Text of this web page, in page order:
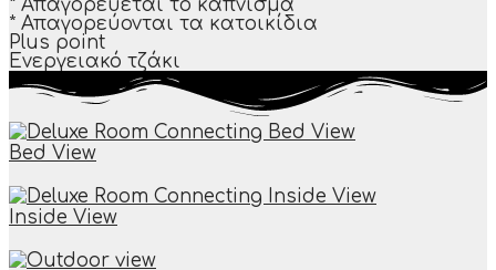
* Απαγορεύεται το κάπνισμα
* Απαγορεύονται τα κατοικίδια​
Plus point
Ενεργειακό τζάκι
Bed View
Inside View